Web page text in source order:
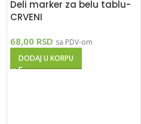
Deli marker za belu tablu-
CRVENI
68,00 RSD sa PDV-om
DODAJ U KORPU